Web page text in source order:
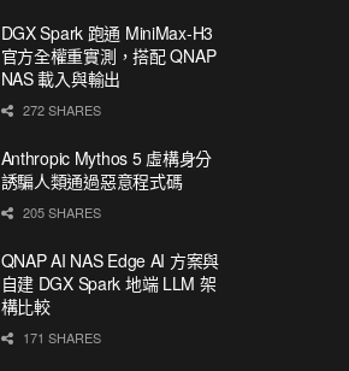
DGX Spark 跑通 MiniMax-H3
官方全權重實測，搭配 QNAP
NAS 載入與輸出
272 SHARES
Anthropic Mythos 5 虛構身分
誘騙人類通過惡意程式碼
205 SHARES
QNAP AI NAS Edge AI 方案與
自建 DGX Spark 地端 LLM 架
構比較
171 SHARES